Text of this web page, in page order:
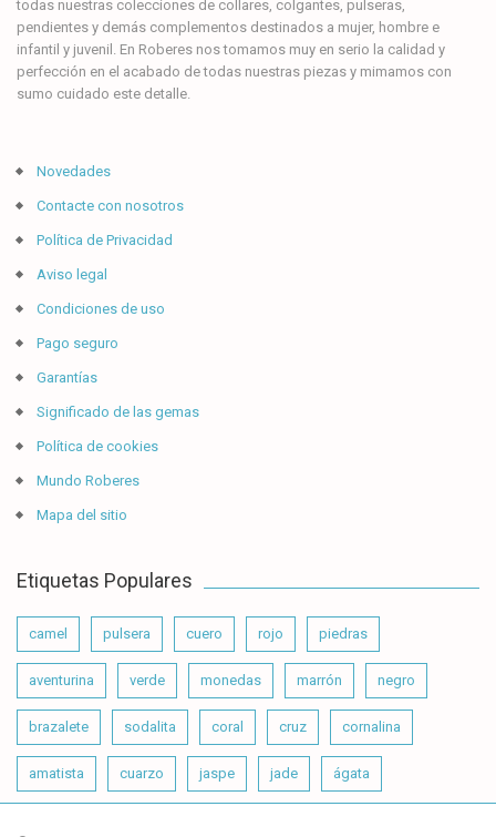
todas nuestras colecciones de collares, colgantes, pulseras,
pendientes y demás complementos destinados a mujer, hombre e
infantil y juvenil. En Roberes nos tomamos muy en serio la calidad y
perfección en el acabado de todas nuestras piezas y mimamos con
sumo cuidado este detalle.
Novedades
Contacte con nosotros
Política de Privacidad
Aviso legal
Condiciones de uso
Pago seguro
Garantías
Significado de las gemas
Política de cookies
Mundo Roberes
Mapa del sitio
Etiquetas Populares
camel pulsera cuero rojo piedras
aventurina verde monedas marrón negro
brazalete sodalita coral cruz cornalina
amatista cuarzo jaspe jade ágata